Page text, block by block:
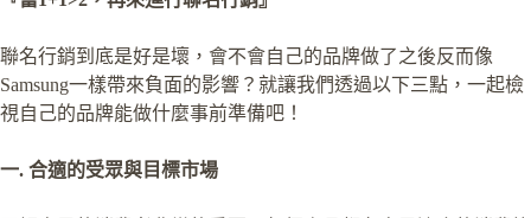
聯名行銷到底是好是壞，會不會自己的品牌做了之後反而像
Samsung一樣帶來負面的影響？就讓我們透過以下三點，一起檢
視自己的品牌能做什麼事前準備吧！
一. 合適的受眾與目標市場